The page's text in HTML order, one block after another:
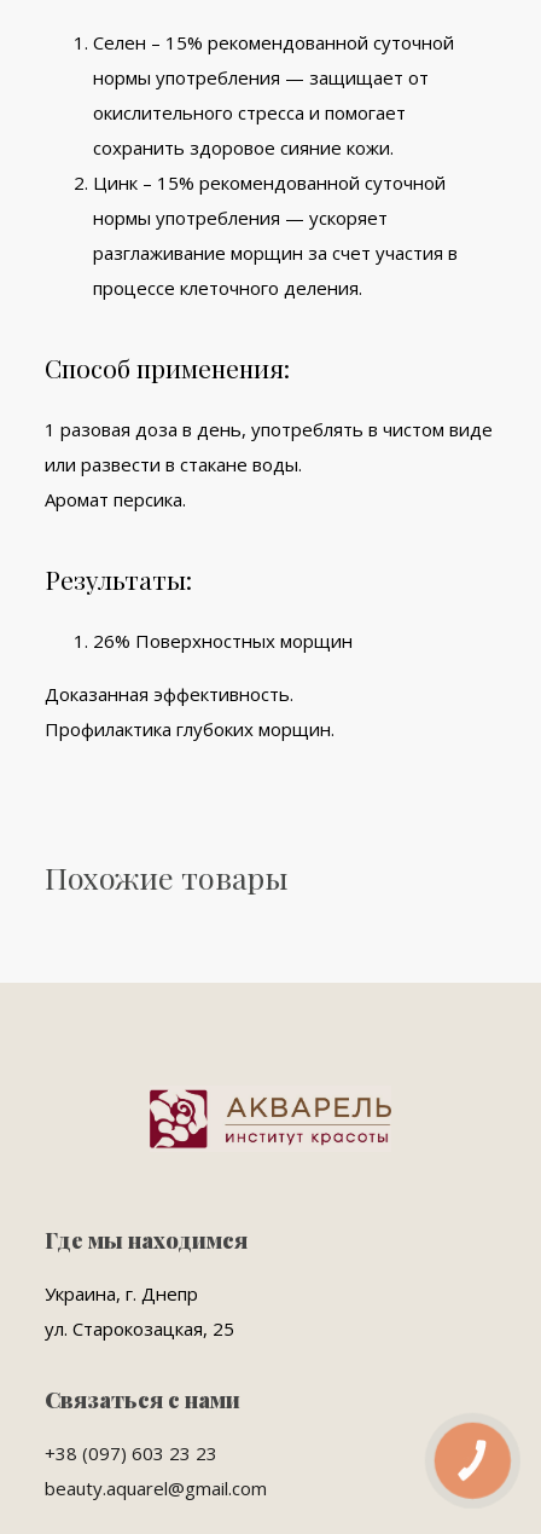
Селен – 15% рекомендованной суточной
нормы употребления — защищает от
окислительного стресса и помогает
сохранить здоровое сияние кожи.
Цинк – 15% рекомендованной суточной
нормы употребления — ускоряет
разглаживание морщин за счет участия в
процессе клеточного деления.
Способ применения:
1 разовая доза в день, употреблять в чистом виде
или развести в стакане воды.
Аромат персика.
Результаты:
26% Поверхностных морщин
Доказанная эффективность.
Профилактика глубоких морщин.
Похожие товары
Где мы находимся
Украина, г. Днепр
ул. Старокозацкая, 25
Связаться с нами
+38 (097) 603 23 23
beauty.aquarel@gmail.com
КНОПКА
ЗВ'ЯЗКУ